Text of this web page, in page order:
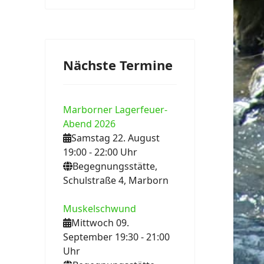
Nächste Termine
Marborner Lagerfeuer-
Abend 2026
Samstag 22. August
19:00- 22:00 Uhr
Begegnungsstätte,
Schulstraße 4, Marborn
Muskelschwund
Mittwoch 09.
September 19:30- 21:00
Uhr